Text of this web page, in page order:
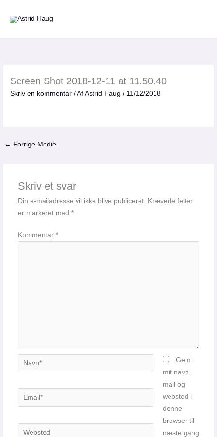
Screen Shot 2018-12-11 at 11.50.40
Skriv en kommentar / AfAstrid Haug/ 11/12/2018
← Forrige Medie
Skriv et svar
Din e-mailadresse vil ikke blive publiceret. Krævede felter
er markeret med *
Kommentar *
Navn*
Email*
Websted
Gem
mit navn,
mail og
websted i
denne
browser til
næste gang